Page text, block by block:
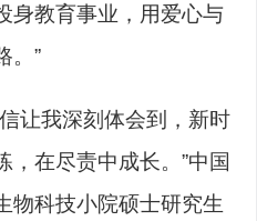
身教育事业，用爱心与
。”
让我深刻体会到，新时
，在尽责中成长。”中国
物科技小院硕士研究生